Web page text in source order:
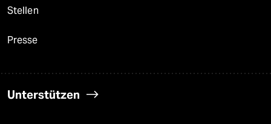
Stellen
Presse
Unterstützen